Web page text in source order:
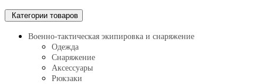
Категории товаров
Военно-тактическая экипировка и снаряжение
Одежда
Снаряжение
Аксессуары
Рюкзаки